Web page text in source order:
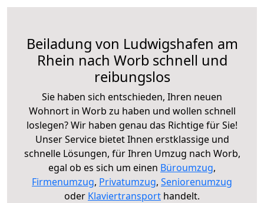
Beiladung von Ludwigshafen am
Rhein nach Worb schnell und
reibungslos
Sie haben sich entschieden, Ihren neuen
Wohnort in Worb zu haben und wollen schnell
loslegen? Wir haben genau das Richtige für Sie!
Unser Service bietet Ihnen erstklassige und
schnelle Lösungen, für Ihren Umzug nach Worb,
egal ob es sich um einen Büroumzug,
Firmenumzug, Privatumzug, Seniorenumzug
oder Klaviertransport handelt.